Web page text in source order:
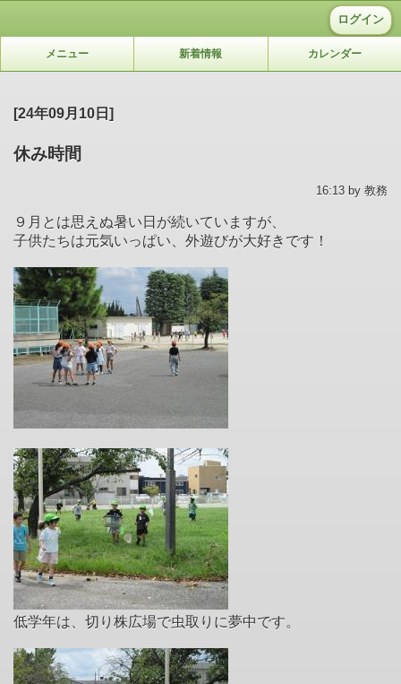
ログイン
メニュー 新着情報 カレンダー
[24年09月10日]
休み時間
16:13 by 教務
９月とは思えぬ暑い日が続いていますが、
子供たちは元気いっぱい、外遊びが大好きです！
低学年は、切り株広場で虫取りに夢中です。